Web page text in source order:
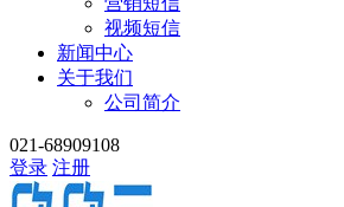
视频短信
新闻中心
关于我们
公司简介
021-68909108
登录 注册